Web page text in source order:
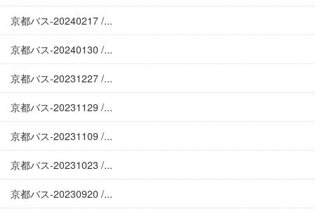
京都バス-20240217 /...
京都バス-20240130 /...
京都バス-20231227 /...
京都バス-20231129 /...
京都バス-20231109 /...
京都バス-20231023 /...
京都バス-20230920 /...